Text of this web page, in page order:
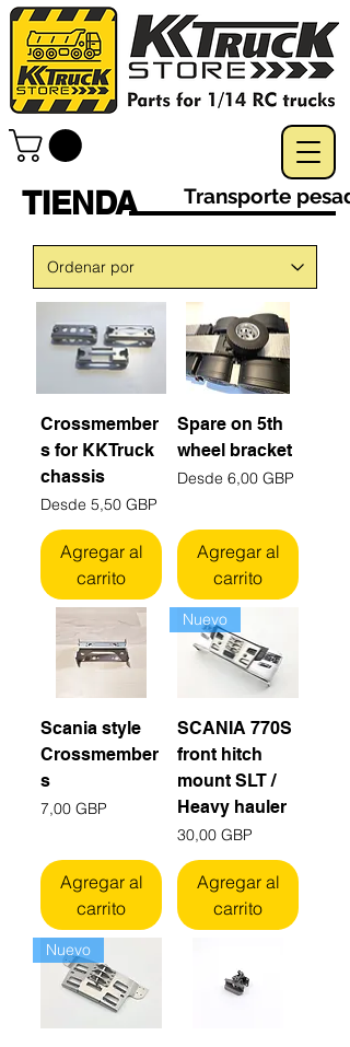
TIENDA Transporte
Crossmember
s for KKTruck
chassis
Desde 5,50 GBP
Precio de oferta
Agregar al
carrito
Spare on 5th
wheel bracket
Desde 6,00 GBP
Precio de oferta
Agregar al
carrito
Scania style
Crossmember
s
Precio
7,00 GBP
Agregar al
carrito
Nuevo
SCANIA 770S
front hitch
mount SLT /
Heavy hauler
Precio
30,00 GBP
Agregar al
carrito
Nuevo